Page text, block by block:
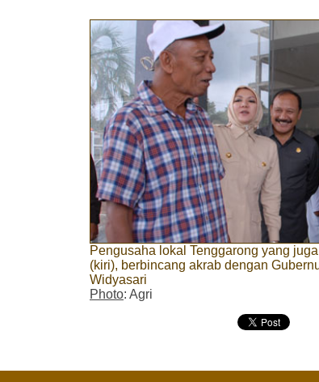
Pengusaha lokal Tenggarong yang
(kiri), berbincang akrab dengan
Widyasari
Photo: Agri